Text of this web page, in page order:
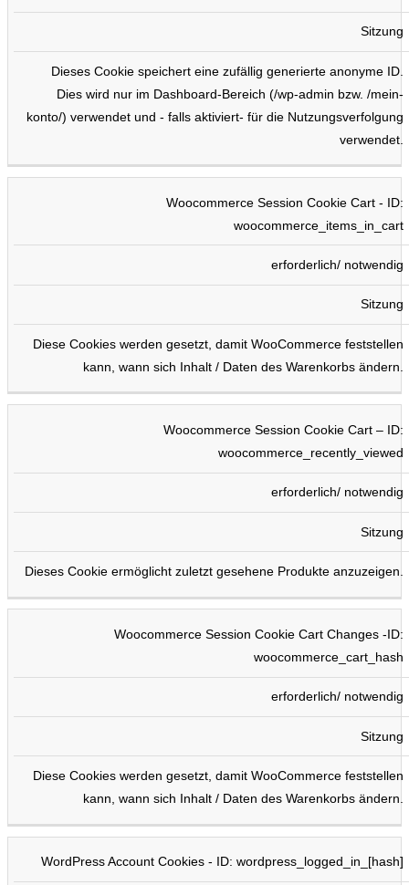
Sitzung
Dieses Cookie speichert eine zufällig generierte anonyme ID.
Dies wird nur im Dashboard-Bereich (/wp-admin bzw. /mein-
konto/) verwendet und - falls aktiviert- für die Nutzungsverfolgung
verwendet.
Woocommerce Session Cookie Cart - ID:
woocommerce_items_in_cart
erforderlich/ notwendig
Sitzung
Diese Cookies werden gesetzt, damit WooCommerce feststellen
kann, wann sich Inhalt / Daten des Warenkorbs ändern.
Woocommerce Session Cookie Cart – ID:
woocommerce_recently_viewed
erforderlich/ notwendig
Sitzung
Dieses Cookie ermöglicht zuletzt gesehene Produkte anzuzeigen.
Woocommerce Session Cookie Cart Changes -ID:
woocommerce_cart_hash
erforderlich/ notwendig
Sitzung
Diese Cookies werden gesetzt, damit WooCommerce feststellen
kann, wann sich Inhalt / Daten des Warenkorbs ändern.
WordPress Account Cookies - ID: wordpress_logged_in_[hash]